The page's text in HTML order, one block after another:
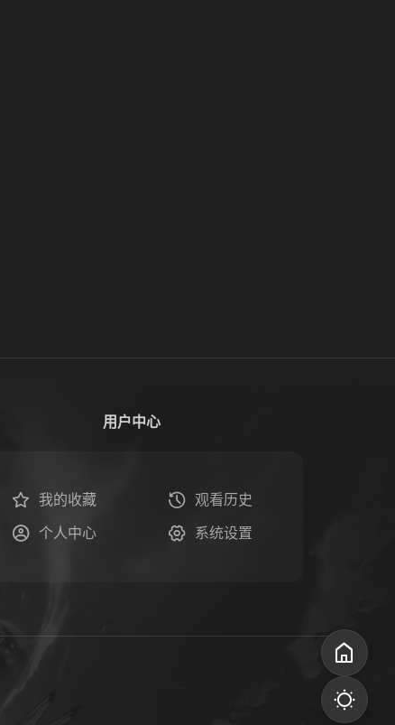
用户中心
我的收藏 观看历史
个人中心 系统设置